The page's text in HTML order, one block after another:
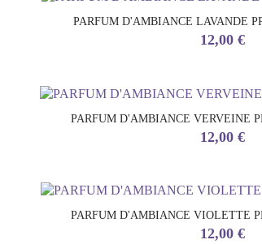
PARFUM D'AMBIANCE LAVANDE
Prix
12,00 €
PARFUM D'AMBIANCE VERVEINE
Prix
12,00 €
PARFUM D'AMBIANCE VIOLETTE
Prix
12,00 €